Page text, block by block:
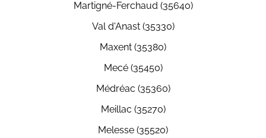
Martigné-Ferchaud (35640)
Val d'Anast (35330)
Maxent (35380)
Mecé (35450)
Médréac (35360)
Meillac (35270)
Melesse (35520)